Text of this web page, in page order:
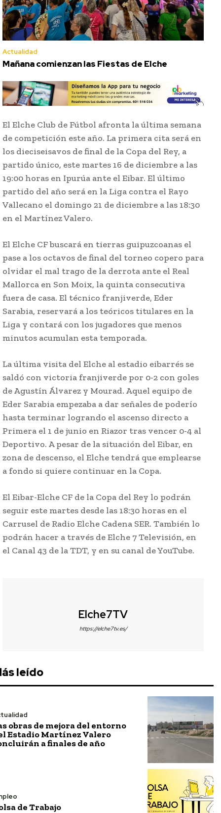
Actualidad
Mañana comienzan las Fiestas de Elche
El Elche Club de Fútbol afronta la última semana
de competición este año. La primera cita será en
los dieciseisavos de final de la Copa del Rey, a
partido único, este martes 16 de diciembre a las
19:00 horas en Ipurúa ante el Eibar. El último
partido del año será en la Liga contra el Rayo
Vallecano el domingo 21 de diciembre a las 18:30
en el Martínez Valero.
El Elche CF buscará en tierras guipuzcoanas el
pase a los octavos de final del torneo copero para
olvidar el mal trago de la derrota ante el Real
Mallorca en Son Moix, la quinta consecutiva
fuera de casa. El técnico franjiverde, Eder
Sarabia, reservará a los teóricos titulares en la
Liga y contará con los jugadores que menos
minutos acumulan esta temporada.
La última visita del Elche al estadio eibarrés se
saldó con victoria franjiverde por 0-2 con goles
de Agustín Álvarez y Mourad. Aquel equipo de
Eder Sarabia empezaba a dar señales de poderío
hasta terminar logrando el ascenso directo a
Primera el 1 de junio en Riazor tras vencer 0-4 al
Deportivo. A pesar de la situación del Eibar, en
zona de descenso, el Elche tendrá que emplearse
a fondo si quiere continuar en la Copa.
El Eibar-Elche CF de la Copa del Rey lo podrán
seguir este martes desde las 18:30 horas en el
Carrusel de Radio Elche Cadena SER. También lo
podrán hacer a través de Elche 7 Televisión, en
el Canal 43 de la TDT, y en su canal de YouTube.
Elche7TV
https://elche7tv.es/
leído
obras de mejora del entorno
Estadio Martínez Valero
a finales de año
de Trabajo